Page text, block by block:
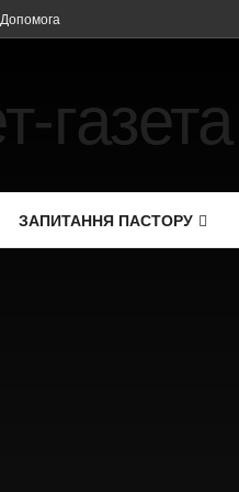
Допомога
ЗАПИТАННЯ ПАСТОРУ